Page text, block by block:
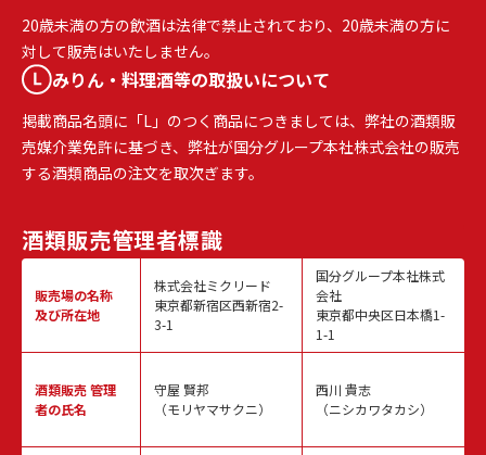
20歳未満の方の飲酒は法律で禁止されており、20歳未満の方に
対して販売はいたしません。
みりん・料理酒等の取扱いについて
掲載商品名頭に「L」のつく商品につきましては、弊社の酒類販
売媒介業免許に基づき、弊社が国分グループ本社株式会社の販売
する酒類商品の注文を取次ぎます。
酒類販売管理者標識
販売場の名称
及び所在地
酒類販売管理
者の氏名
株式会社ミクリード
東京都新宿区西新宿2-
3-1
守屋 賢邦
（モリヤマサクニ）
国分グループ本社株式
会社
東京都中央区日本橋1-
1-1
西川 貴志
（ニシカワタカシ）